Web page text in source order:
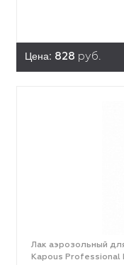
Цена: 828 руб.
Лак аэрозольный
Kapous Professional